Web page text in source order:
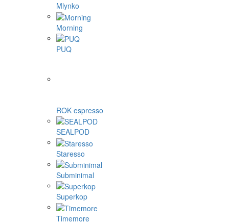
Mlynko
Morning
PUQ
ROK espresso
SEALPOD
Staresso
Subminimal
Superkop
Timemore